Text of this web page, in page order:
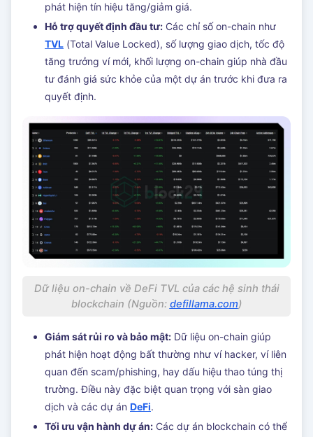
phát hiện tín hiệu tăng/giảm giá.
Hỗ trợ quyết định đầu tư: Các chỉ số on-chain như
TVL (Total Value Locked), số lượng giao dịch, tốc độ
tăng trưởng ví mới, khối lượng on-chain giúp nhà đầu
tư đánh giá sức khỏe của một dự án trước khi đưa ra
quyết định.
Dữ liệu on-chain về DeFi TVL của các hệ sinh thái
blockchain (Nguồn: defillama.com)
Giám sát rủi ro và bảo mật: Dữ liệu on-chain giúp
phát hiện hoạt động bất thường như ví hacker, ví liên
quan đến scam/phishing, hay dấu hiệu thao túng thị
trường. Điều này đặc biệt quan trọng với sàn giao
dịch và các dự án DeFi.
Tối ưu vận hành dự án: Các dự án blockchain có thể